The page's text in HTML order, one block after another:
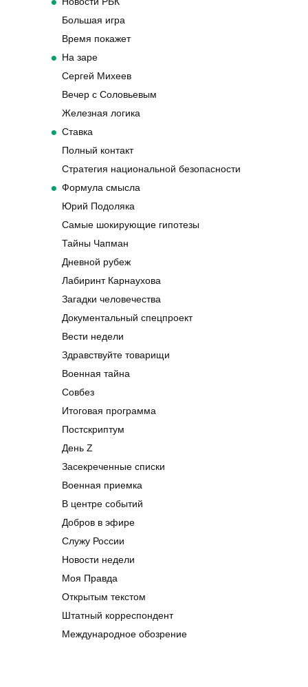
Большая игра
Время покажет
На заре
Сергей Михеев
Вечер с Соловьевым
Железная логика
Ставка
Полный контакт
Стратегия национальной безопасности
Формула смысла
Юрий Подоляка
Самые шокирующие гипотезы
Тайны Чапман
Дневной рубеж
Лабиринт Карнаухова
Загадки человечества
Документальный спецпроект
Вести недели
Здравствуйте товарищи
Военная тайна
Совбез
Итоговая программа
Постскриптум
День Z
Засекреченные списки
Военная приемка
В центре событий
Добров в эфире
Служу России
Новости недели
Моя Правда
Открытым текстом
Штатный корреспондент
Международное обозрение